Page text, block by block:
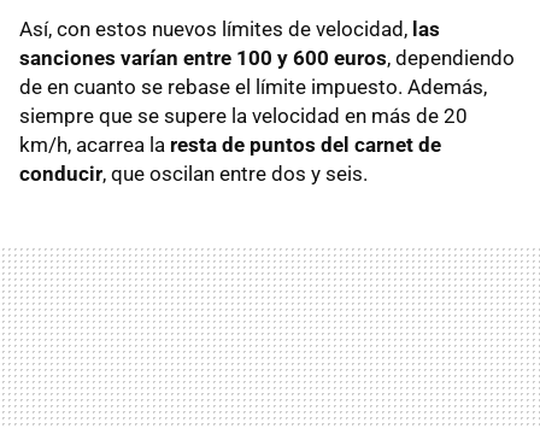
Así, con estos nuevos límites de velocidad, las
sanciones varían entre 100 y 600 euros, dependiendo
de en cuanto se rebase el límite impuesto. Además,
siempre que se supere la velocidad en más de 20
km/h, acarrea la resta de puntos del carnet de
conducir, que oscilan entre dos y seis.